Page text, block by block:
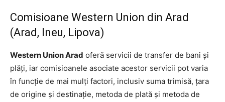
Comisioane Western Union din Arad
(Arad, Ineu, Lipova)
Western Union Arad oferă servicii de transfer de bani și
plăți, iar comisioanele asociate acestor servicii pot varia
în funcție de mai mulți factori, inclusiv suma trimisă, țara
de origine și destinație, metoda de plată și metoda de